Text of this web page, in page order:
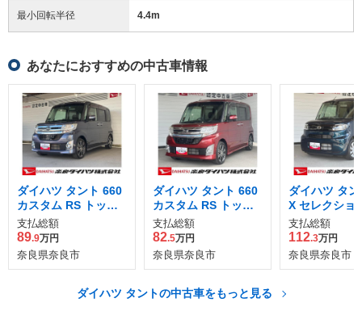
最小回転半径 4.4m
あなたにおすすめの中古車情報
ダイハツ タント 660
カスタム RS トップ
エディション SAII
支払総額
89.9万円
奈良県奈良市
ダイハツ タント 660
カスタム RS トップ
エディション SAII
支払総額
82.5万円
奈良県奈良市
ダイハツ タ
X セレクショ
支払総額
112.3万円
奈良県奈良市
ダイハツ タントの中古車をもっと見る